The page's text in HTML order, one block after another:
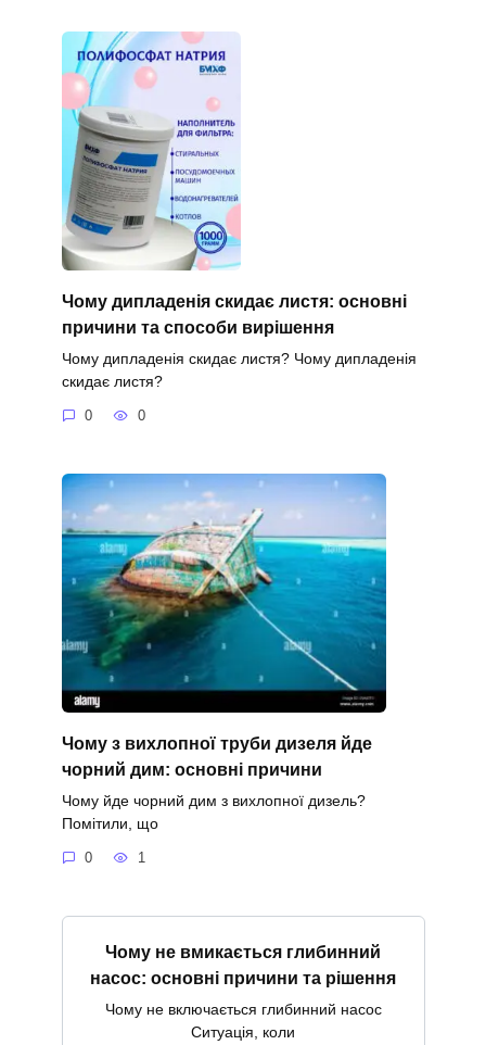
Чому дипладенія скидає листя: основні
причини та способи вирішення
Чому дипладенія скидає листя? Чому дипладенія
скидає листя?
0 0
Чому з вихлопної труби дизеля йде
чорний дим: основні причини
Чому йде чорний дим з вихлопної дизель?
Помітили, що
0 1
Чому не вмикається глибинний
насос: основні причини та рішення
Чому не включається глибинний насос
Ситуація, коли